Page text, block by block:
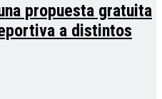
propuesta gratuita
a distintos